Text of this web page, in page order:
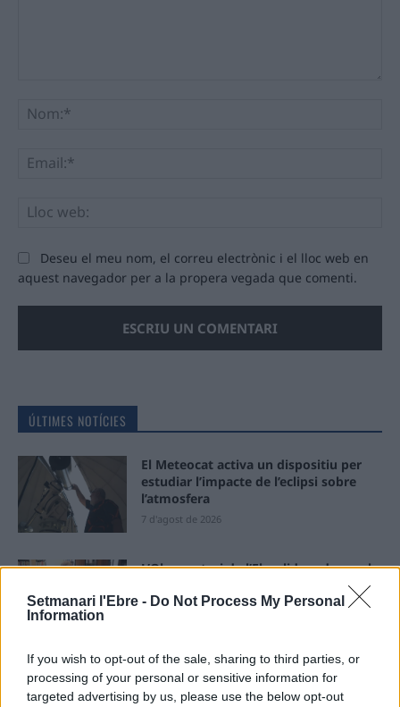
Setmanari l'Ebre - Do Not Process My Personal
Information
If you wish to opt-out of the sale, sharing to third parties, or
processing of your personal or sensitive information for
targeted advertising by us, please use the below opt-out
Deseu el meu nom, el correu electrònic i el lloc web en
aquest navegador per a la propera vegada que comenti.
ÚLTIMES NOTÍCIES
El Meteocat activa un dispositiu per
estudiar l’impacte de l’eclipsi sobre
l’atmosfera
7 d'agost de 2026
L’Observatori de l’Ebre lidera de nou la
recerca sobre l’astre rei en el segon
eclipsi solar total de la seva història
L’Ajuntament de Tortosa amplia el
termini de les obres de l’aparcament